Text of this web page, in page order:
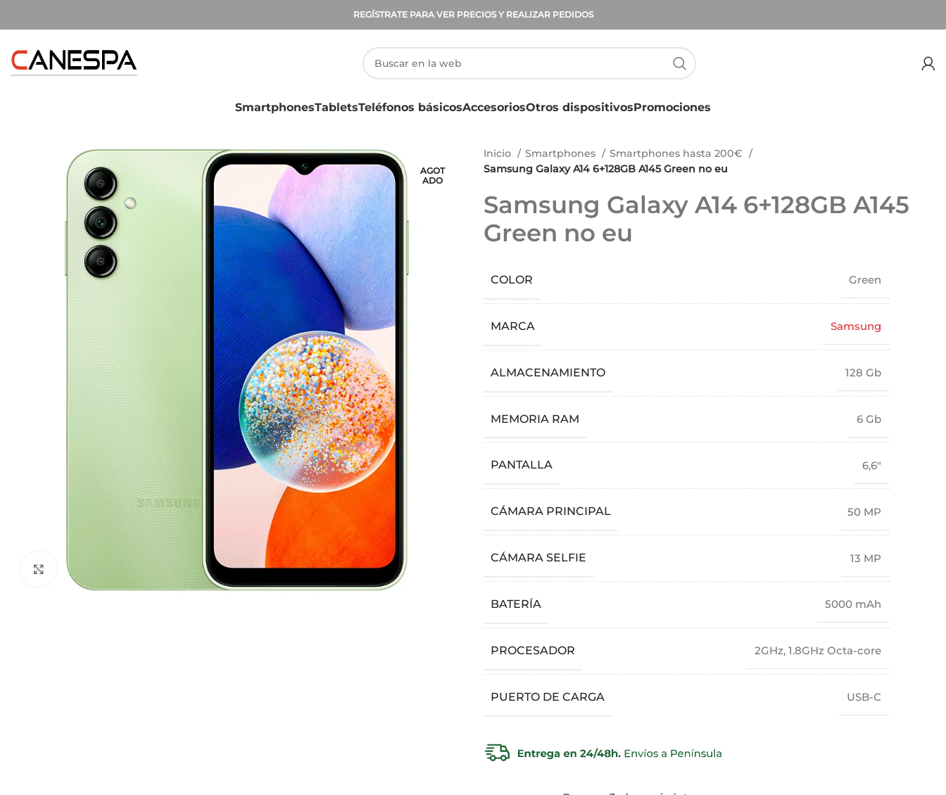
REGÍSTRATE PARA VER PRECIOS Y REALIZAR PEDIDOS
SmartphonesTabletsTeléfonos básicosAccesoriosOtros dispositivosPromociones
AGOT
ADO
Ampliar imagen
Inicio Smartphones
Smartphones hasta 200€
Samsung Galaxy A14 6+128GB A145 Green no eu
Samsung Galaxy A14 6+128GB A145
Green no eu
COLOR Green
MARCA Samsung
ALMACENAMIENTO 128 Gb
MEMORIA RAM 6 Gb
PANTALLA 6,6"
CÁMARA PRINCIPAL 50 MP
CÁMARA SELFIE 13 MP
BATERÍA 5000 mAh
PROCESADOR 2GHz, 1.8GHz Octa-core
PUERTO DE CARGA USB-C